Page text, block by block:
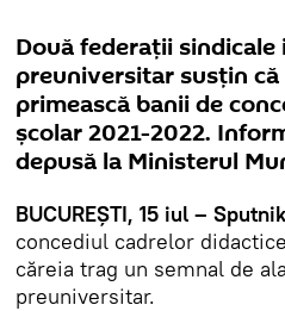
Două federații
preuniversitar susțin
primească banii de
școlar 2021-2022.
depusă la Ministerul
BUCUREȘTI, 15 iul – Sputnik
concediul cadrelor
căreia trag un semnal de
preuniversitar.